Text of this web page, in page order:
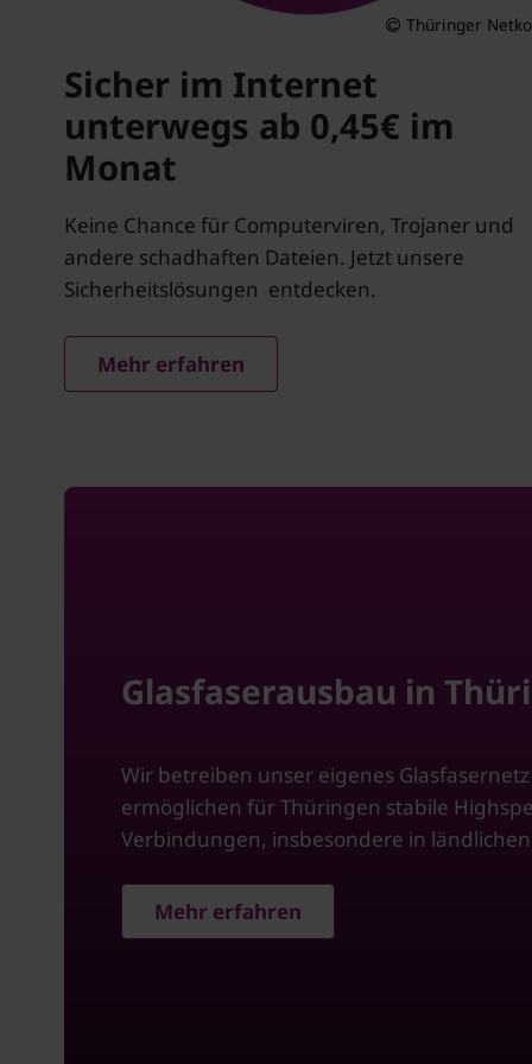
Thüringer
Sicher im Internet
unterwegs ab 0,45€ im
Monat
Keine Chance für Computerviren, Trojaner und
andere schadhaften Dateien. Jetzt unsere
Sicherheitslösungen entdecken.
Mehr erfahren
Glasfaserausbau in
Wir betreiben unser eigenes
ermöglichen für Thüringen stabile
Verbindungen, insbesondere in
Mehr erfahren